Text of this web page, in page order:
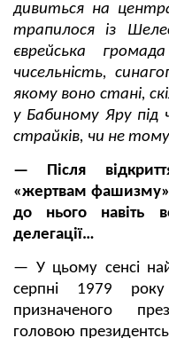
дивиться на
трапилося із
єврейська
чисельність,
якому воно стані,
у Бабиному Яру під
страйків, чи не
— Після
«жертвам фашизму»
до нього навіть
делегації…
— У цьому сенсі
серпні 1979
призначеного
головою